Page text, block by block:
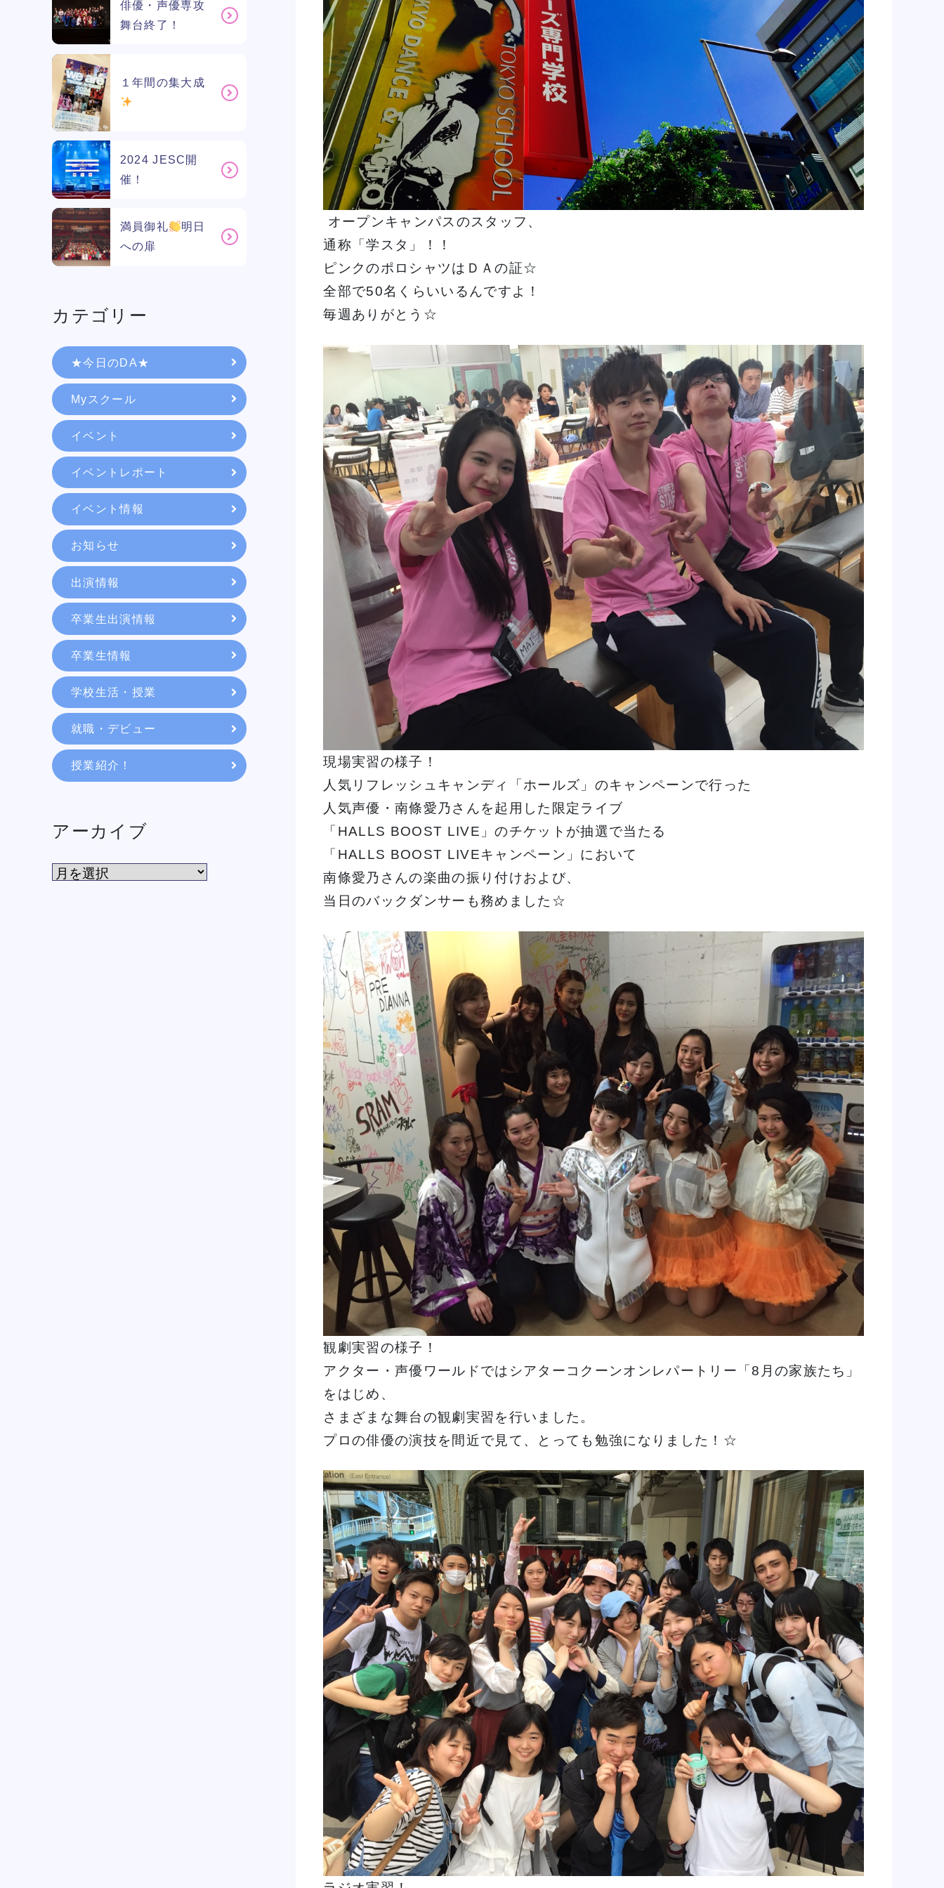
オープンキャンパスのスタッフ、
通称「学スタ」！！
ピンクのポロシャツはＤＡの証☆
全部で50名くらいいるんですよ！
毎週ありがとう☆
現場実習の様子！
人気リフレッシュキャンディ「ホールズ」のキャンペーンで行った
人気声優・南條愛乃さんを起用した限定ライブ
「HALLS BOOST LIVE」のチケットが抽選で当たる
「HALLS BOOST LIVEキャンペーン」において
南條愛乃さんの楽曲の振り付けおよび、
当日のバックダンサーも務めました☆
観劇実習の様子！
アクター・声優ワールドではシアターコクーンオンレパートリー「8月の家族たち」
をはじめ、
さまざまな舞台の観劇実習を行いました。
プロの俳優の演技を間近で見て、とっても勉強になりました！☆
俳優・声優専攻
舞台終了！
１年間の集大成
2024 JESC開
催！
満員御礼
明日
への扉
カテゴリー
★今日のDA★
Myスクール
イベント
イベントレポート
イベント情報
お知らせ
出演情報
卒業生出演情報
卒業生情報
学校生活・授業
就職・デビュー
授業紹介！
アーカイブ
イベント一覧を見る
学校紹介
学科・専攻
教育システム
就職・デビュー
入学案内
スクールライフ
訪問者別